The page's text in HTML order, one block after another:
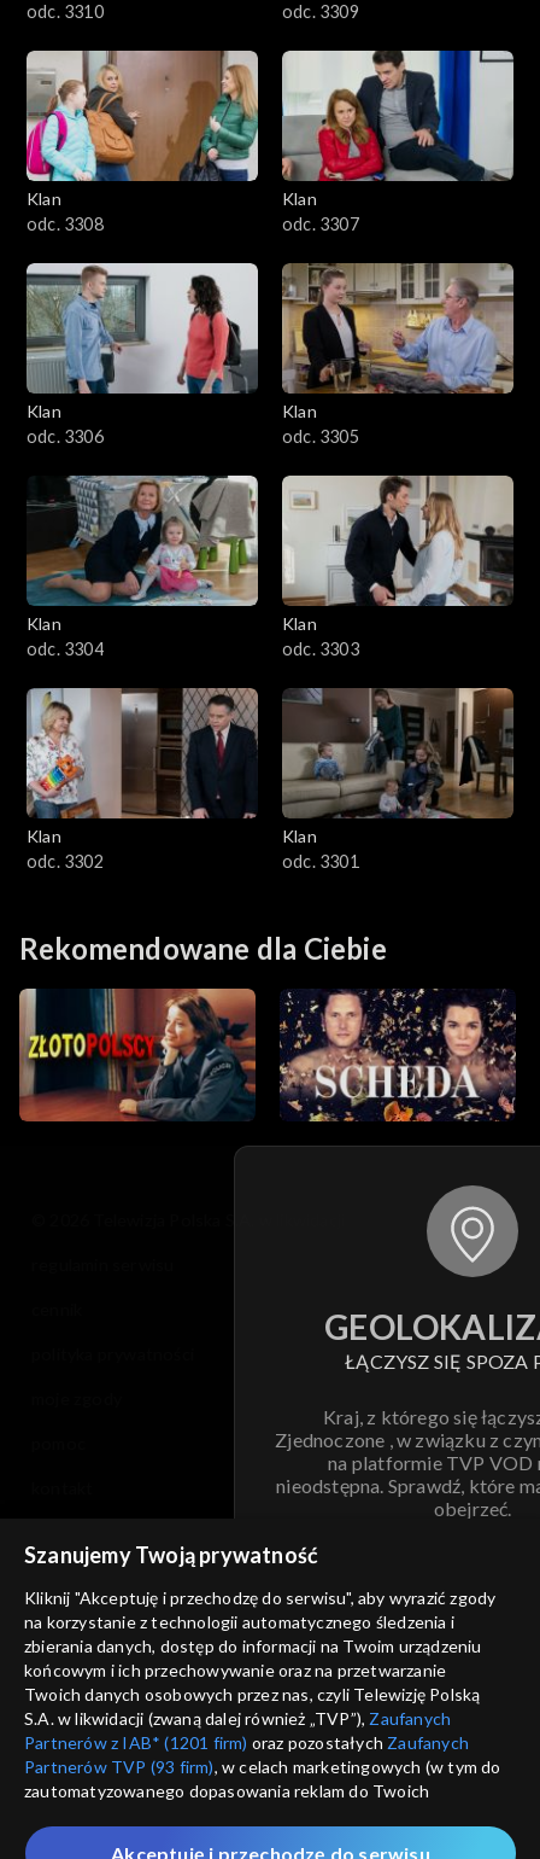
odc. 3310
odc. 3309
Klan
odc. 3308
Klan
odc. 3307
Klan
odc. 3306
Klan
odc. 3305
Klan
odc. 3304
Klan
odc. 3303
Klan
odc. 3302
Klan
odc. 3301
Rekomendowane dla Ciebie
ŁĄCZYSZ SIĘ SPOZA
Kraj, z którego się
Zjednoczone , w związku z
na platformie TVP VOD
nieodstępna. Sprawdź, które
obejrzeć.
ANULUJ
informacje o dostawcy usług
Szanujemy Twoją prywatność
Kliknij "Akceptuję i przechodzę do serwisu", aby wyrazić zgody
na korzystanie z technologii automatycznego śledzenia i
zbierania danych, dostęp do informacji na Twoim urządzeniu
końcowym i ich przechowywanie oraz na przetwarzanie
Twoich danych osobowych przez nas, czyli Telewizję Polską
S.A. w likwidacji (zwaną dalej również „TVP”), Zaufanych
Partnerów z IAB* (1201 firm) oraz pozostałych Zaufanych
Partnerów TVP (93 firm), w celach marketingowych (w tym do
zautomatyzowanego dopasowania reklam do Twoich
które wskazujemy poniżej, a także zgody na udostępnianie
Akceptuję i przechodzę do serwisu